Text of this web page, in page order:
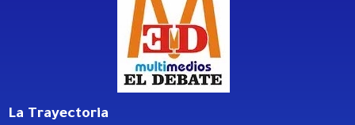
La Trayectoria